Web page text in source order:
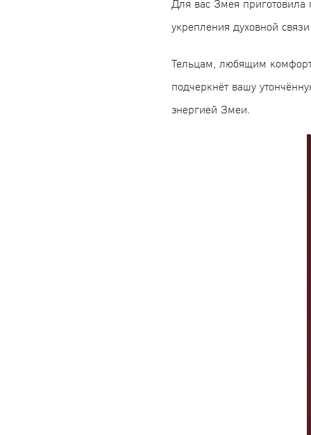
Для вас Змея
укрепления духовной
Тельцам, любящим комфорт
подчеркнёт вашу
энергией Змеи.